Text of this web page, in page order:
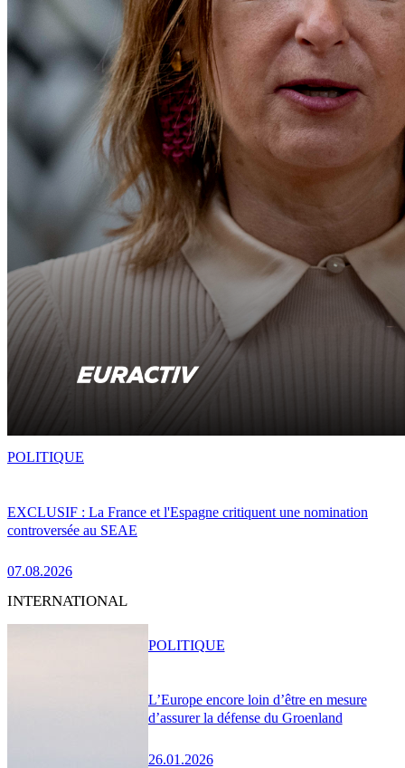
EXCLUSIF : La France et l'Espagne critiquent une nomination
controversée au SEAE
07.08.2026
POLITIQUE
INTERNATIONAL
L’Europe encore loin d’être en mesure
d’assurer la défense du Groenland
26.01.2026
POLITIQUE